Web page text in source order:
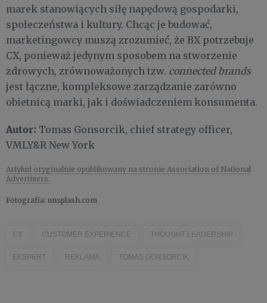
marek stanowiących siłę napędową gospodarki,
społeczeństwa i kultury. Chcąc je budować,
marketingowcy muszą zrozumieć, że BX potrzebuje
CX, ponieważ jedynym sposobem na stworzenie
zdrowych, zrównoważonych tzw. connected brands
jest łączne, kompleksowe zarządzanie zarówno
obietnicą marki, jak i doświadczeniem konsumenta.
Autor: Tomas Gonsorcik, chief strategy officer,
VMLY&R New York
Artykuł oryginalnie opublikowany na stronie Association of National
Advertisers.
Fotografia: unsplash.com
CX CUSTOMER EXPERIENCE THOUGHT LEADERSHIP
EKSPERT REKLAMA TOMAS GONSORCIK